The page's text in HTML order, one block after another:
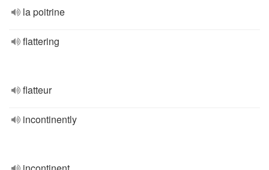
la poitrine
flattering
flatteur
incontinently